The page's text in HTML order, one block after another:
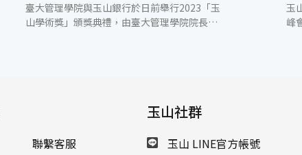
臺大管理學院與玉山銀行於日前舉行2023「玉
山學術獎」頒獎典禮，由臺大管理學院院長胡
學術研究，才可以培育造就更多優秀的人才。
玉山長期支持並推動國內管理領域接軌國際，
與臺大、政大、清大、交大等11所國內頂尖大
學合作成立玉山學術獎，鼓勵教授於世界頂尖
玉
峰
聯繫客服
玉山社群
玉山 LINE官方帳號